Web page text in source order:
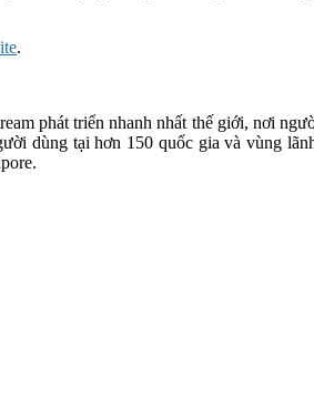
.
phát triển nhanh nhất thế giới, nơi
dùng tại hơn 150 quốc gia và vùng